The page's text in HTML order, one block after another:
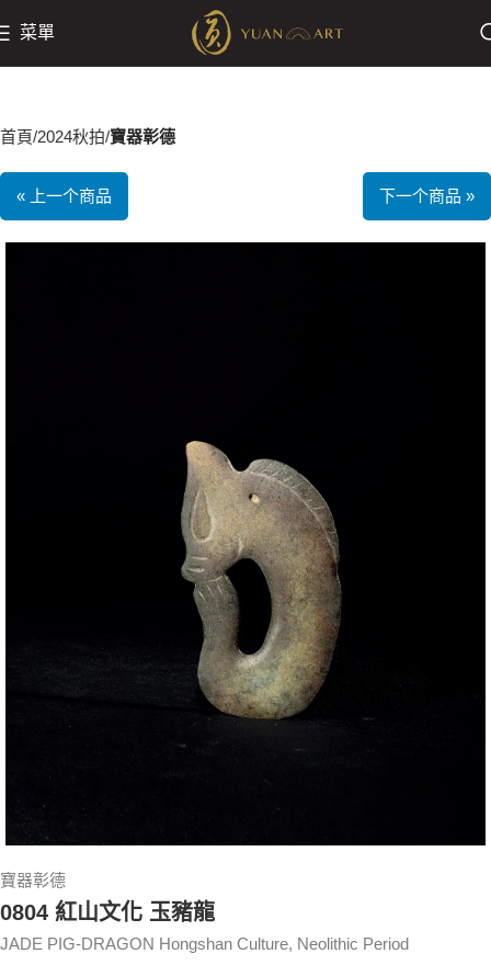
菜單
首頁 2024秋拍 寶器彰德
« 上一个商品 下一个商品 »
寶器彰德
0804 紅山文化 玉豬龍
JADE PIG-DRAGON Hongshan Culture, Neolithic Period